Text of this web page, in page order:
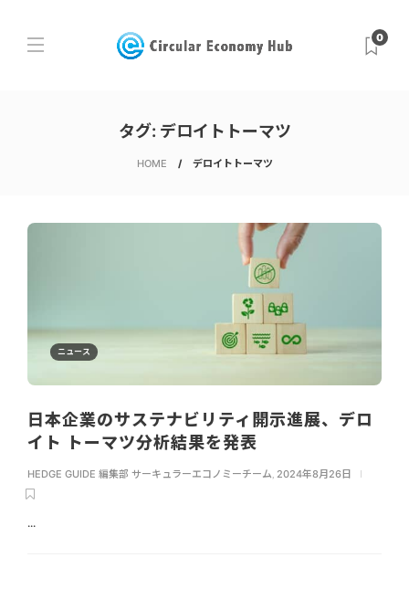
0
タグ: デロイトトーマツ
HOME デロイトトーマツ
ニュース
日本企業のサステナビリティ開示進展、デロ
イト トーマツ分析結果を発表
HEDGE GUIDE 編集部 サーキュラーエコノミーチーム 2024年8月26日
...